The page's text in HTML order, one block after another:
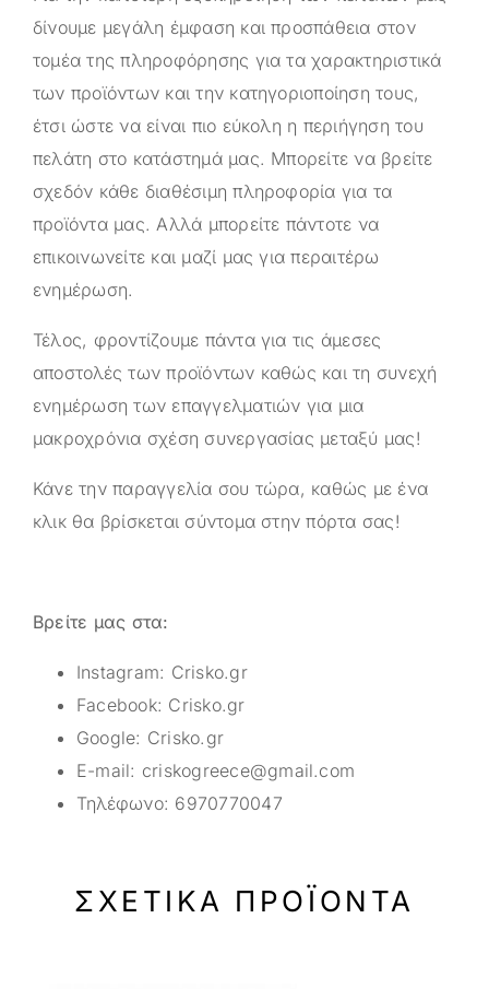
δίνουμε μεγάλη έμφαση και προσπάθεια στον
τομέα της πληροφόρησης για τα χαρακτηριστικά
των προϊόντων και την κατηγοριοποίηση τους,
έτσι ώστε να είναι πιο εύκολη η περιήγηση του
πελάτη στο κατάστημά μας. Μπορείτε να βρείτε
σχεδόν κάθε διαθέσιμη πληροφορία για τα
προϊόντα μας. Αλλά μπορείτε πάντοτε να
επικοινωνείτε και μαζί μας για περαιτέρω
ενημέρωση.
Τέλος, φροντίζουμε πάντα για τις άμεσες
αποστολές των προϊόντων καθώς και τη συνεχή
ενημέρωση των επαγγελματιών για μια
μακροχρόνια σχέση συνεργασίας μεταξύ μας!
Κάνε την παραγγελία σου τώρα, καθώς με ένα
κλικ θα βρίσκεται σύντομα στην πόρτα σας!
Βρείτε μας στα:
Instagram: Crisko.gr
Facebook: Crisko.gr
Google: Crisko.gr
E-mail: criskogreece@gmail.com
Τηλέφωνο: 6970770047
ΣΧΕΤΙΚΆ ΠΡΟΪΌΝΤΑ